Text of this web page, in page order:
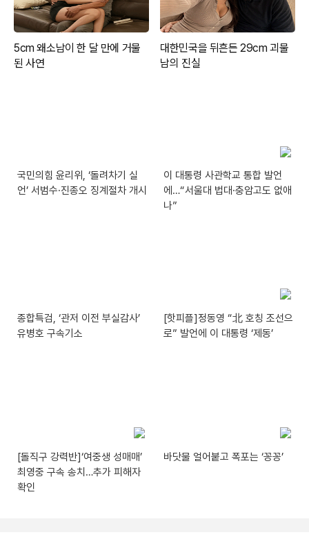
국민의힘 윤리위, ‘돌려차기 실
언’ 서범수·진종오 징계절차 개시
이 대통령 사관학교 통합 발언
에…“서울대 법대·충암고도 없애
나”
종합특검, ‘관저 이전 부실감사’
유병호 구속기소
[핫피플]정동영 “北 호칭 조선으
로” 발언에 이 대통령 ‘제동’
[돌직구 강력반]‘여중생 성매매’
최영중 구속 송치…추가 피해자
확인
바닷물 얼어붙고 폭포는 ‘꽁꽁’